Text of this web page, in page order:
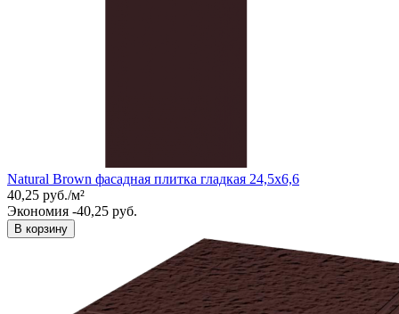
Natural Brown фасадная плитка гладкая 24,5x6,6
40,25 руб./м²
Экономия -40,25 руб.
В корзину